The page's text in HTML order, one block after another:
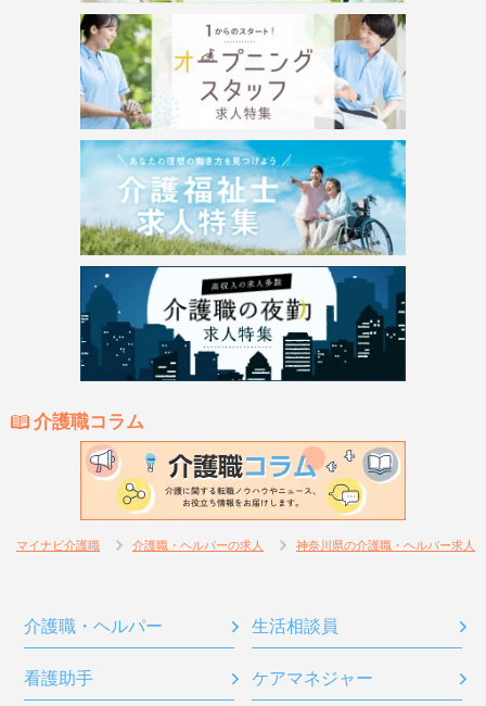
介護職コラム
マイナビ介護職 介護職・ヘルパーの求人 神奈川県の介護職・ヘルパー求人
介護職・ヘルパー 生活相談員
看護助手 ケアマネジャー